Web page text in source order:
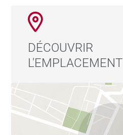
DÉCOUVRIR
L'EMPLACEMENT